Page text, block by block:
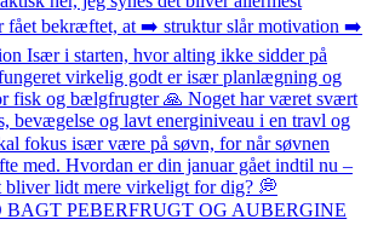
PEBERFRUGT OG AUBERGINE